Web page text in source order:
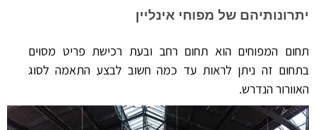
יתרונותיהם של מפוחי אינליין
תחום המפוחים הוא תחום רחב ובעת רכישת פריט מסוים
בתחום זה ניתן לראות עד כמה חשוב לבצע התאמה לסוג
האוורור הנדרש.